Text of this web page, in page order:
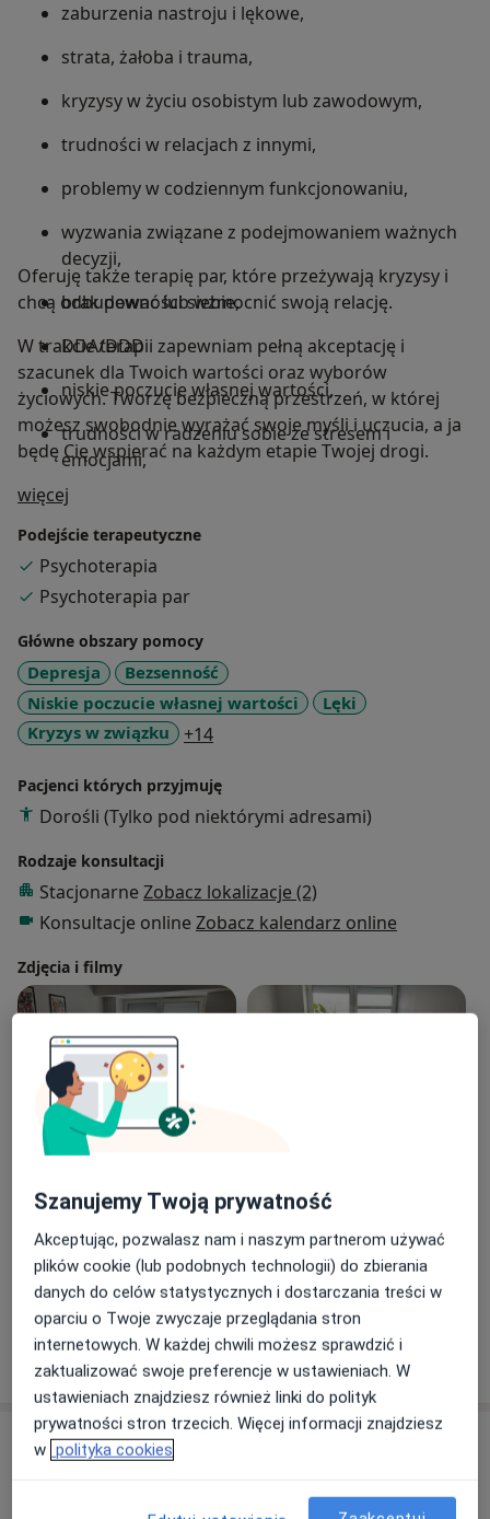
zaburzenia nastroju i lękowe,
strata, żałoba i trauma,
kryzysy w życiu osobistym lub zawodowym,
trudności w relacjach z innymi,
problemy w codziennym funkcjonowaniu,
wyzwania związane z podejmowaniem ważnych
decyzji,
brak pewności siebie,
DDA/DDD
niskie poczucie własnej wartości,
trudności w radzeniu sobie ze stresem i
emocjami,
chęć głębszego zrozumienia siebie.
Oferuję także terapię par, które przeżywają kryzysy i
chcą odbudować lub wzmocnić swoją relację.
W trakcie terapii zapewniam pełną akceptację i
szacunek dla Twoich wartości oraz wyborów
życiowych. Tworzę bezpieczną przestrzeń, w której
możesz swobodnie wyrażać swoje myśli i uczucia, a ja
będę Cię wspierać na każdym etapie Twojej drogi.
więcej
Podejście terapeutyczne
Psychoterapia
Psychoterapia par
Główne obszary pomocy
Depresja
Bezsenność
Niskie poczucie własnej wartości
Lęki
Kryzys w związku
+14a11y_sr_more_diseases
Pacjenci których przyjmuję
Dorośli (Tylko pod niektórymi adresami)
Rodzaje konsultacji
Stacjonarne Zobacz lokalizacje (2)
Konsultacje online Zobacz kalendarz online
Zdjęcia i filmy
Płatność online akceptowana
Oszczędź swój czas przed wizytą.
Pokaż więcejo doświadczeniu
Usługi i ceny
Szczegóły Umów wizytę
Szanujemy Twoją prywatność
Akceptując, pozwalasz nam i naszym partnerom używać
plików cookie (lub podobnych technologii) do zbierania
danych do celów statystycznych i dostarczania treści w
oparciu o Twoje zwyczaje przeglądania stron
internetowych. W każdej chwili możesz sprawdzić i
zaktualizować swoje preferencje w ustawieniach. W
ustawieniach znajdziesz również linki do polityk
prywatności stron trzecich. Więcej informacji znajdziesz
w polityka cookies